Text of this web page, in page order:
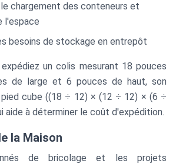
chargement des conteneurs et
l'espace
besoins de stockage en entrepôt
un colis mesurant 18 pouces
de large et 6 pouces de haut, son
cube ((18 ÷ 12) × (12 ÷ 12) × (6 ÷
aide à déterminer le coût d'expédition.
la Maison
de bricolage et les projets